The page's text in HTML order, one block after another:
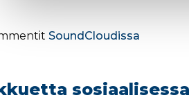
SoundCloudissa